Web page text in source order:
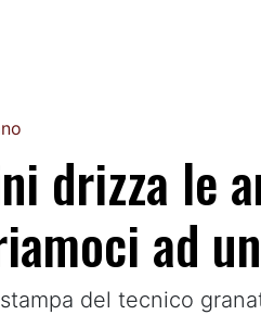
drizza le
ad
del tecnico